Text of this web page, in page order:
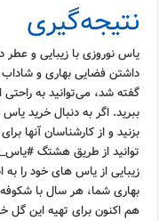
نتیجه‌گیری
یاس نوروزی با زیبایی و عطر
داشتن فضایی بهاری و
گفته شد، می‌توانید به راحتی
ببرید. اگر به دنبال خرید
بزنید و از کارشناسان آنها
توانید از طریق هشتگ
زیبایی از یاس های خود را
بهاری شما، هر سال با
هم اکنون برای تهیه این گل